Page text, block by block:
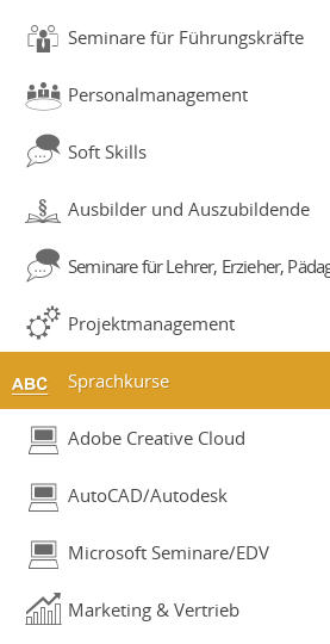
Seminare für Führungskräfte
Personalmanagement
Soft Skills
Ausbilder und Auszubildende
Seminare für Lehrer, Erzieher,
Projektmanagement
Sprachkurse
Adobe Creative Cloud
AutoCAD/Autodesk
Microsoft Seminare/EDV
Marketing & Vertrieb